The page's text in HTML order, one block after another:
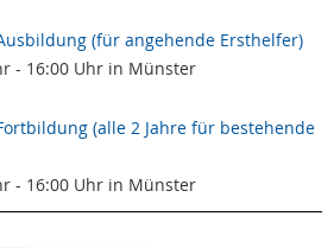
(für angehende Ersthelfer)
- 16:00 Uhr in Münster
(alle 2 Jahre für bestehende
- 16:00 Uhr in Münster